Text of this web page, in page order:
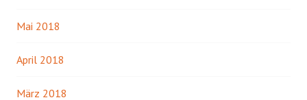
Mai 2018
April 2018
März 2018